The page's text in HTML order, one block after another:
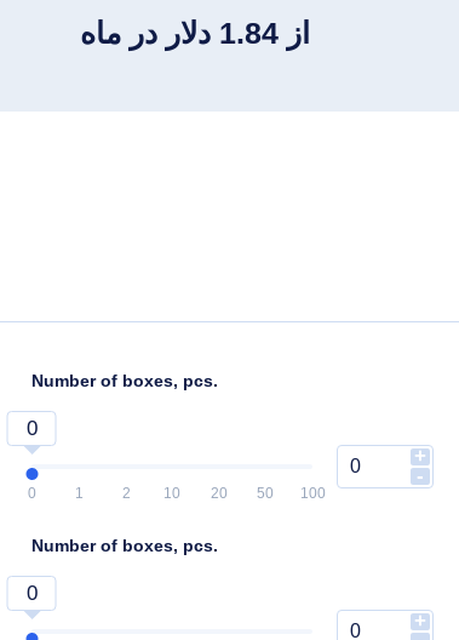
از 1.84 دلار در ماه
Number of boxes, pcs.
0
0 1 2 10 20 50 100
+
-
Number of boxes, pcs.
0
+